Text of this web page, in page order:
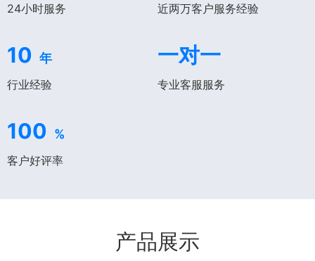
24小时服务 近两万客户服务经验
10 年
行业经验
一对一
专业客服服务
100 %
客户好评率
产品展示